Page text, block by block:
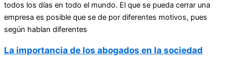
todos los días en todo el mundo. El que se pueda cerrar una
empresa es posible que se de por diferentes motivos, pues
según hablan diferentes
La importancia de los abogados en la sociedad